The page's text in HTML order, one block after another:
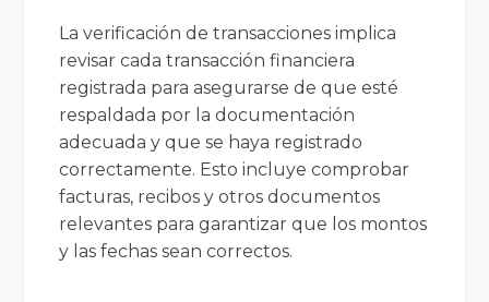
La verificación de transacciones implica
revisar cada transacción financiera
registrada para asegurarse de que esté
respaldada por la documentación
adecuada y que se haya registrado
correctamente. Esto incluye comprobar
facturas, recibos y otros documentos
relevantes para garantizar que los montos
y las fechas sean correctos.